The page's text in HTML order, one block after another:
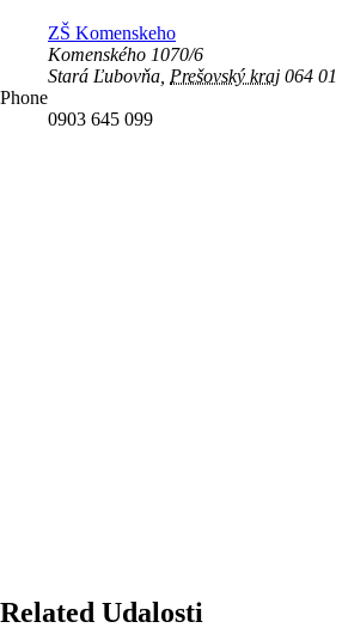
ZŠ Komenskeho
Komenského 1070/6
Stará Ľubovňa Prešovský kraj 064 01
Phone
0903 645 099
Related Udalosti